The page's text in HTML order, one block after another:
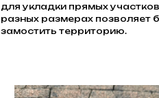
для укладки прямых
разных размерах позволяет
замостить территорию.